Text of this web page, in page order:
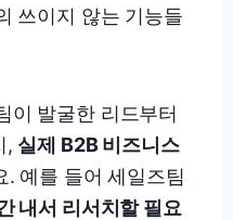
쓰이지 않는 기능들
이 발굴한 리드부터
, 실제 B2B 비즈니스
. 예를 들어 세일즈팀
내서 리서치할 필요